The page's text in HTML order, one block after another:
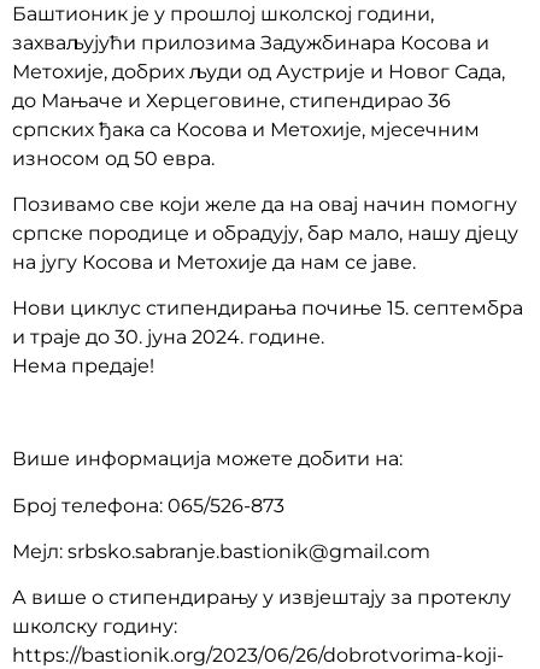
Баштионик је у прошлој школској години,
захваљујући прилозима Задужбинара Косова и
Метохије, добрих људи од Аустрије и Новог Сада,
до Мањаче и Херцеговине, стипендирао 36
српских ђака са Косова и Метохије, мјесечним
износом од 50 евра.
Позивамо све који желе да на овај начин помогну
српске породице и обрадују, бар мало, нашу дјецу
на југу Косова и Метохије да нам се јаве.
Нови циклус стипендирања почиње 15. септембра
и траје до 30. јуна 2024. године.
Нема предаје!
Више информација можете добити на:
Број телефона: 065/526-873
Мејл: srbsko.sabranje.bastionik@gmail.com
А више о стипендирању у извјештају за протеклу
школску годину:
https://bastionik.org/2023/06/26/dobrotvorima-koji-